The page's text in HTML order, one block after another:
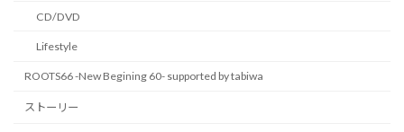
CD/DVD
Lifestyle
ROOTS66 -New Begining 60- supported by tabiwa
ストーリー